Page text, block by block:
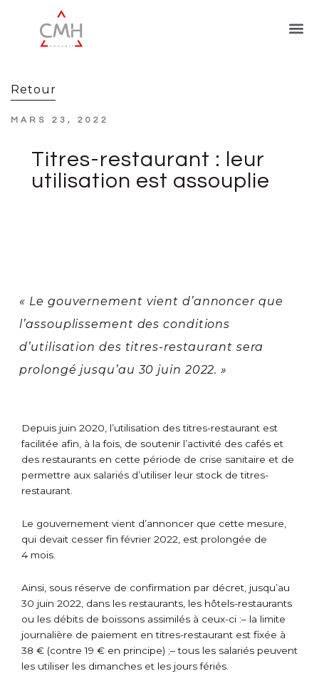
Retour
MARS 23, 2022
Titres-restaurant : leur
utilisation est assouplie
« Le gouvernement vient d’annoncer que
l’assouplissement des conditions
d’utilisation des titres-restaurant sera
prolongé jusqu’au 30 juin 2022. »
Depuis juin 2020, l’utilisation des titres-restaurant est
facilitée afin, à la fois, de soutenir l’activité des cafés et
des restaurants en cette période de crise sanitaire et de
permettre aux salariés d’utiliser leur stock de titres-
restaurant.
Le gouvernement vient d’annoncer que cette mesure,
qui devait cesser fin février 2022, est prolongée de
4 mois.
Ainsi, sous réserve de confirmation par décret, jusqu’au
30 juin 2022, dans les restaurants, les hôtels-restaurants
ou les débits de boissons assimilés à ceux-ci :– la limite
journalière de paiement en titres-restaurant est fixée à
38 € (contre 19 € en principe) ;– tous les salariés peuvent
les utiliser les dimanches et les jours fériés.